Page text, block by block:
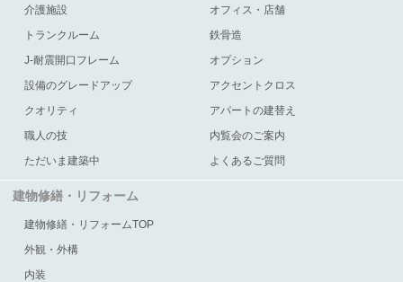
介護施設
オフィス・店舗
トランクルーム
鉄骨造
J-耐震開口フレーム
オプション
設備のグレードアップ
アクセントクロス
クオリティ
アパートの建替え
職人の技
内覧会のご案内
ただいま建築中
よくあるご質問
建物修繕・リフォーム
建物修繕・リフォームTOP
外観・外構
内装